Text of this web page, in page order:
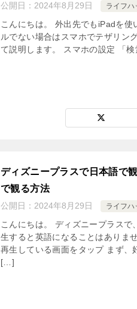
公開日： 2024年8月29日 ライフハ
こんにちは。 外出先でもiPadを
ルでない場合はスマホでテザリン
て説明します。 スマホの設定 「
ディズニープラスで日本語で
で観る方法
公開日： 2024年8月29日 ライフハ
こんにちは。 ディズニープラス
生すると英語になることはありま
再生している画面をタップ まず、
[…]